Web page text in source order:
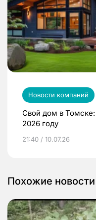
Новости компаний
Свой дом в Томске:
2026 году
21:40 / 10.07.26
Похожие новости